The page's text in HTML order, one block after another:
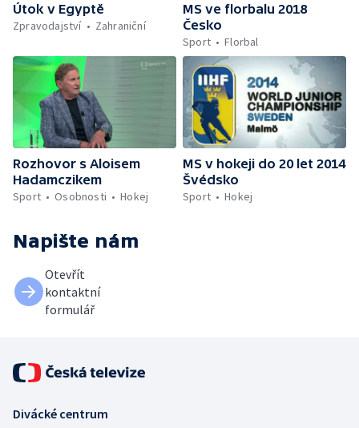
Útok v Egyptě
Zpravodajství
Zahraniční
MS ve florbalu 2018
Česko
Sport
Florbal
Rozhovor s Aloisem
Hadamczikem
Sport
Osobnosti Hokej
MS v hokeji do 20 let 2014
Švédsko
Sport
Hokej
Napište nám
Otevřít
kontaktní
formulář
Divácké centrum